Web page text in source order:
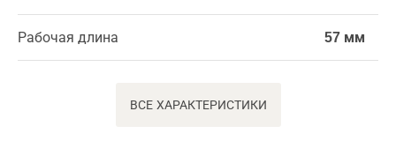
Рабочая длина 57 мм
ВСЕ ХАРАКТЕРИСТИКИ